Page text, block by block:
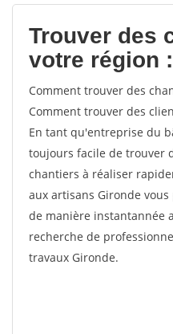
Trouver des
votre région
Comment trouver des
Comment trouver des
En tant qu'entreprise du
toujours facile de trouver
chantiers à réaliser
aux artisans Gironde
de manière instantannée
recherche de
travaux Gironde.